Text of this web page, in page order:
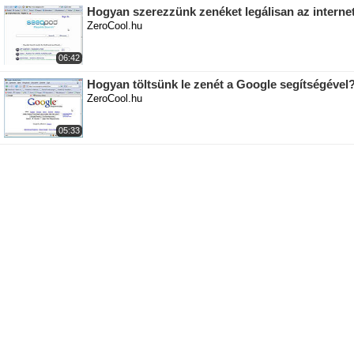
06:42
Hogyan szerezzünk zenéket legálisan az
ZeroCool.hu
05:33
Hogyan töltsünk le zenét a Google
ZeroCool.hu